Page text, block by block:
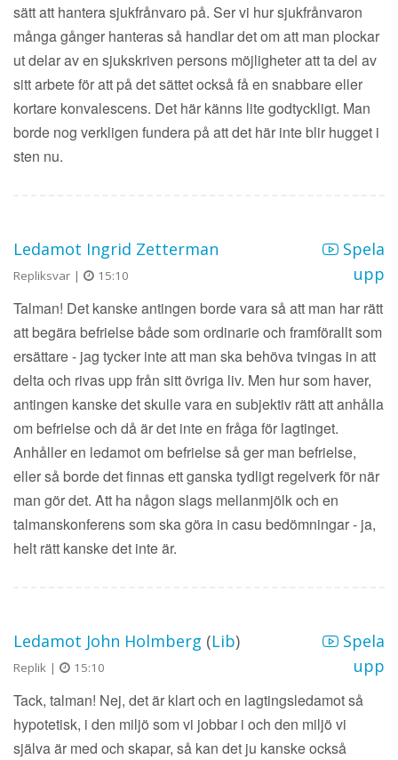
sätt att hantera sjukfrånvaro på. Ser vi hur sjukfrånvaron
många gånger hanteras så handlar det om att man plockar
ut delar av en sjukskriven persons möjligheter att ta del av
sitt arbete för att på det sättet också få en snabbare eller
kortare konvalescens. Det här känns lite godtyckligt. Man
borde nog verkligen fundera på att det här inte blir hugget i
sten nu.
Ledamot Ingrid Zetterman
Repliksvar | 15:10
Spela
upp
Talman! Det kanske antingen borde vara så att man har rätt
att begära befrielse både som ordinarie och framförallt som
ersättare - jag tycker inte att man ska behöva tvingas in att
delta och rivas upp från sitt övriga liv. Men hur som haver,
antingen kanske det skulle vara en subjektiv rätt att anhålla
om befrielse och då är det inte en fråga för lagtinget.
Anhåller en ledamot om befrielse så ger man befrielse,
eller så borde det finnas ett ganska tydligt regelverk för när
man gör det. Att ha någon slags mellanmjölk och en
talmanskonferens som ska göra in casu bedömningar - ja,
helt rätt kanske det inte är.
Ledamot John Holmberg (Lib)
Replik | 15:10
Spela
upp
Tack, talman! Nej, det är klart och en lagtingsledamot så
hypotetisk, i den miljö som vi jobbar i och den miljö vi
själva är med och skapar, så kan det ju kanske också